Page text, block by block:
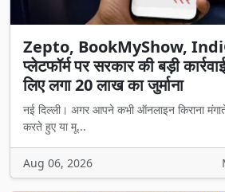
Zepto, BookMyShow,
प्लेटफॉर्म पर सरकार की बड़ी
लिए लगा 20 लाख का जुर्माना
नई दिल्ली। अगर आपने कभी ऑनलाइन किराना
करते हुए या मू...
Aug 06, 2026